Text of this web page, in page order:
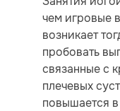
чем игровые
возникает
пробовать
связанные с
плечевых
повышается